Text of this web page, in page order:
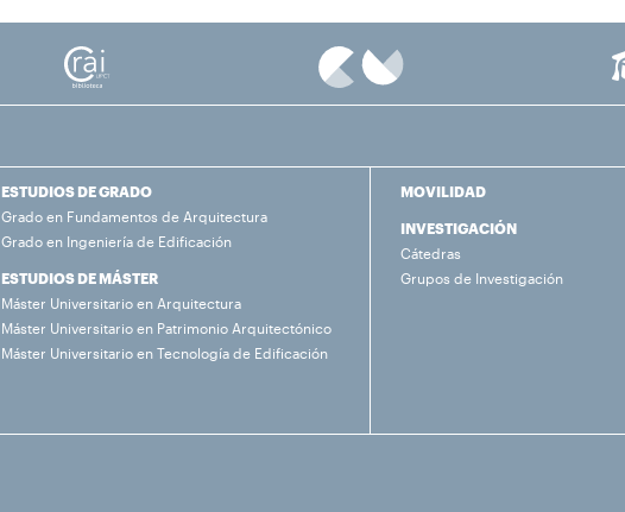
ESTUDIOS DE GRADO
Grado en Fundamentos de Arquitectura
Grado en Ingeniería de Edificación
ESTUDIOS DE MÁSTER
Máster Universitario en Arquitectura
Máster Universitario en Patrimonio Arquitectónico
Máster Universitario en Tecnología de Edificación
MOVILIDAD
INVESTIGACIÓN
Cátedras
Grupos de Investigación